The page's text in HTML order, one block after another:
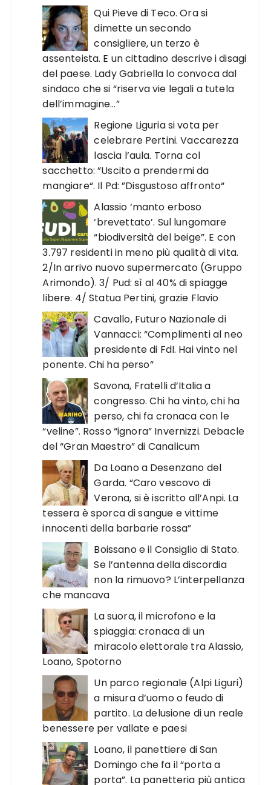
Qui Pieve di Teco. Ora si
dimette un secondo
consigliere, un terzo è
assenteista. E un cittadino descrive i disagi
del paese. Lady Gabriella lo convoca dal
sindaco che si “riserva vie legali a tutela
dell’immagine…”
Regione Liguria si vota per
celebrare Pertini. Vaccarezza
lascia l’aula. Torna col
sacchetto: ”Uscito a prendermi da
mangiare“. Il Pd: ”Disgustoso affronto“
Alassio ‘manto erboso
‘brevettato’. Sul lungomare
“biodiversità del beige”. E con
3.797 residenti in meno più qualità di vita.
2/In arrivo nuovo supermercato (Gruppo
Arimondo). 3/ Pud: sì al 40% di spiagge
libere. 4/ Statua Pertini, grazie Flavio
Cavallo, Futuro Nazionale di
Vannacci: “Complimenti al neo
presidente di FdI. Hai vinto nel
ponente. Chi ha perso”
Savona, Fratelli d’Italia a
congresso. Chi ha vinto, chi ha
perso, chi fa cronaca con le
“veline”. Rosso “ignora” Invernizzi. Debacle
del “Gran Maestro” di Canalicum
Da Loano a Desenzano del
Garda. “Caro vescovo di
Verona, si è iscritto all’Anpi. La
tessera è sporca di sangue e vittime
innocenti della barbarie rossa”
Boissano e il Consiglio di Stato.
Se l’antenna della discordia
non la rimuovo? L’interpellanza
che mancava
La suora, il microfono e la
spiaggia: cronaca di un
miracolo elettorale tra Alassio,
Loano, Spotorno
Un parco regionale (Alpi Liguri)
a misura d’uomo o feudo di
partito. La delusione di un reale
benessere per vallate e paesi
Loano, il panettiere di San
Domingo che fa il “porta a
porta”. La panetteria più antica